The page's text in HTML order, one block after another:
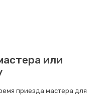
или
приезда мастера для